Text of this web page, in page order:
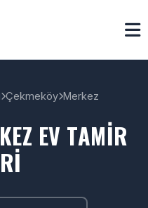
Çekmeköy Merkez
EV TAMIR